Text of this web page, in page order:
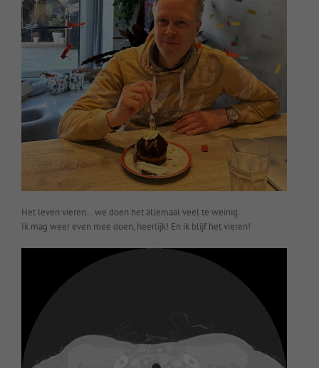
Het leven vieren… we doen het allemaal veel te weinig.
Ik mag weer even mee doen, heerlijk! En ik blijf het vieren!